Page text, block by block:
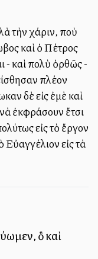
τὴν χάριν, ποὺ
καὶ ὁ Πέτρος
- καὶ πολὺ ὀρθῶς -
πλέον
δὲ εἰς ἐμὲ καὶ
ἐκφράσουν ἔτσι
εἰς τὸ ἔργον
εἰς τὰ
ὃ καὶ